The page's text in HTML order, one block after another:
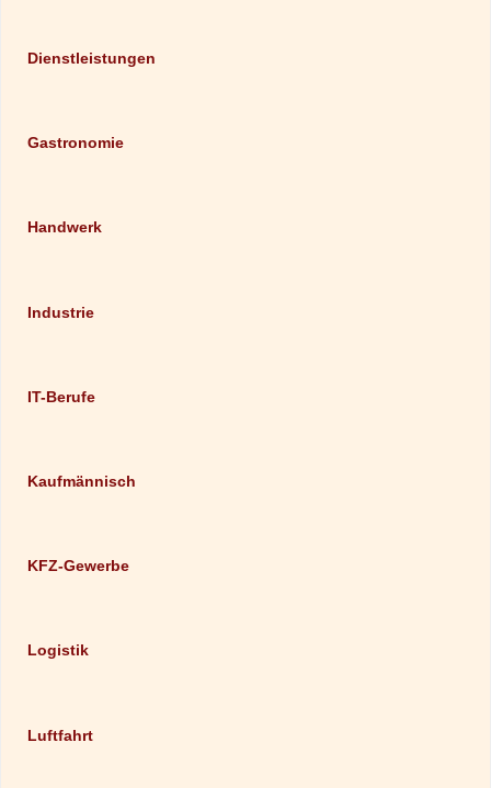
Dienstleistungen
Gastronomie
Handwerk
Industrie
IT-Berufe
Kaufmännisch
KFZ-Gewerbe
Logistik
Luftfahrt